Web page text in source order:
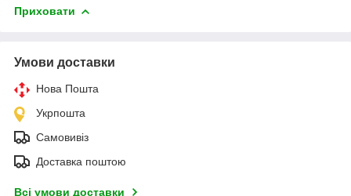
Приховати
Умови доставки
Нова Пошта
Укрпошта
Самовивіз
Доставка поштою
Всі умови доставки